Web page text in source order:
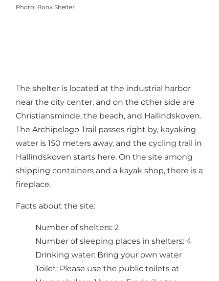
Photo: Book Shelter
The shelter is located at the industrial harbor
near the city center, and on the other side are
Christiansminde, the beach, and Hallindskoven.
The Archipelago Trail passes right by, kayaking
water is 150 meters away, and the cycling trail in
Hallindskoven starts here. On the site among
shipping containers and a kayak shop, there is a
fireplace.
Facts about the site:
Number of shelters: 2
Number of sleeping places in shelters: 4
Drinking water: Bring your own water
Toilet: Please use the public toilets at